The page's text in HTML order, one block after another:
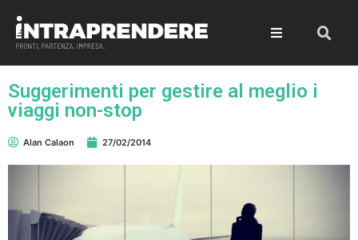
Suggerimenti per gestire al meglio i
viaggi non-stop
Alan Calaon 27/02/2014